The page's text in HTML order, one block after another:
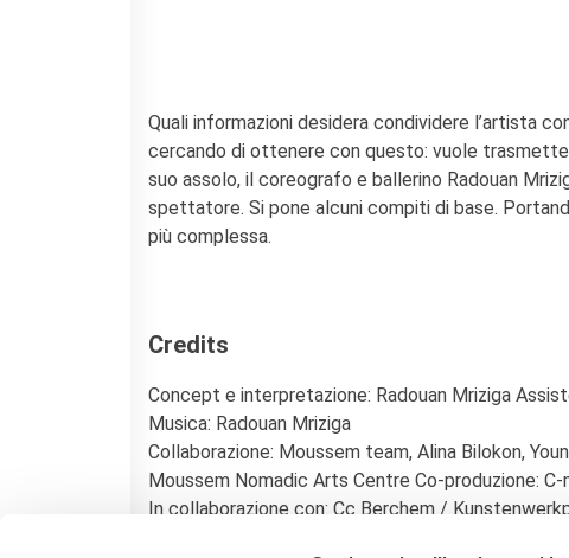
Quali informazioni desidera condividere l’artista
cercando di ottenere con questo: vuole
suo assolo, il coreografo e ballerino Radouan
spettatore. Si pone alcuni compiti di base.
più complessa.
Credits
Concept e interpretazione: Radouan Mriziga
Musica: Radouan Mriziga
Collaborazione: Moussem team, Alina Bilokon,
Moussem Nomadic Arts Centre Co-produzione:
In collaborazione con: Cc Berchem /